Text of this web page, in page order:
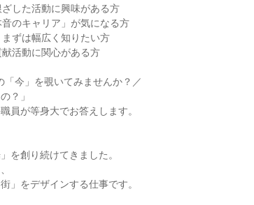
した活動に興味がある方
のキャリア」が気になる方
ずは幅広く知りたい方
活動に関心がある方
「今」を覗いてみませんか？／
？」
員が等身大でお答えします。
を創り続けてきました。
」をデザインする仕事です。